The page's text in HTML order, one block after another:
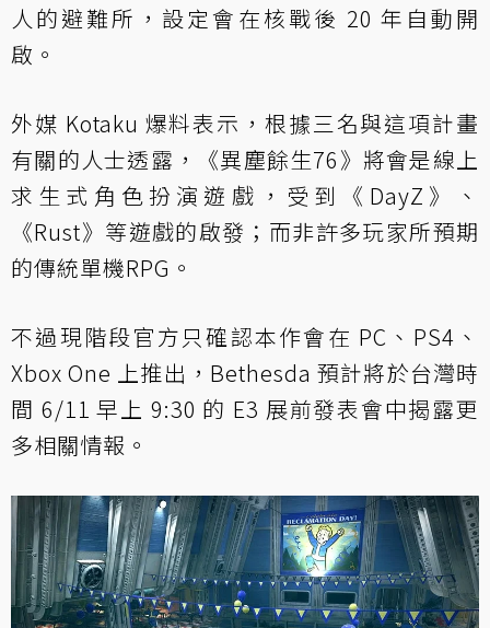
人的避難所，設定會在核戰後 20 年自動開
啟。
外媒 Kotaku 爆料表示，根據三名與這項計畫
有關的人士透露，《異塵餘生76》將會是線上
求生式角色扮演遊戲，受到《DayZ》、
《Rust》等遊戲的啟發；而非許多玩家所預期
的傳統單機RPG。
不過現階段官方只確認本作會在 PC、PS4、
Xbox One 上推出，Bethesda 預計將於台灣時
間 6/11 早上 9:30 的 E3 展前發表會中揭露更
多相關情報。